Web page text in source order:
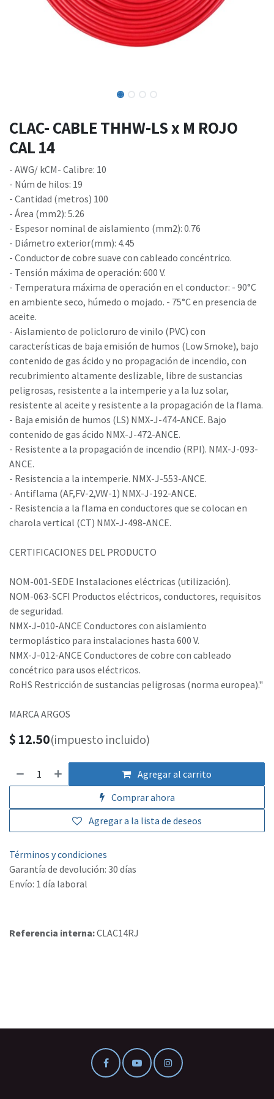
CLAC- CABLE THHW-LS x M ROJO
CAL 14
- AWG/ kCM- Calibre: 10
- Núm de hilos: 19
- Cantidad (metros) 100
- Área (mm2): 5.26
- Espesor nominal de aislamiento (mm2): 0.76
- Diámetro exterior(mm): 4.45
- Conductor de cobre suave con cableado concéntrico.
- Tensión máxima de operación: 600 V.
- Temperatura máxima de operación en el conductor: - 90°C
en ambiente seco, húmedo o mojado. - 75°C en presencia de
aceite.
- Aislamiento de policloruro de vinilo (PVC) con
características de baja emisión de humos (Low Smoke), bajo
contenido de gas ácido y no propagación de incendio, con
recubrimiento altamente deslizable, libre de sustancias
peligrosas, resistente a la intemperie y a la luz solar,
resistente al aceite y resistente a la propagación de la flama.
- Baja emisión de humos (LS) NMX-J-474-ANCE. Bajo
contenido de gas ácido NMX-J-472-ANCE.
- Resistente a la propagación de incendio (RPI). NMX-J-093-
ANCE.
- Resistencia a la intemperie. NMX-J-553-ANCE.
- Antiflama (AF,FV-2,VW-1) NMX-J-192-ANCE.
- Resistencia a la flama en conductores que se colocan en
charola vertical (CT) NMX-J-498-ANCE.
CERTIFICACIONES DEL PRODUCTO
NOM-001-SEDE Instalaciones eléctricas (utilización).
NOM-063-SCFI Productos eléctricos, conductores, requisitos
de seguridad.
NMX-J-010-ANCE Conductores con aislamiento
termoplástico para instalaciones hasta 600 V.
NMX-J-012-ANCE Conductores de cobre con cableado
concétrico para usos eléctricos.
RoHS Restricción de sustancias peligrosas (norma europea)."
MARCA ARGOS
$ 12.50(impuesto incluido)
Agregar al carrito
Comprar ahora
Agregar a la lista de deseos
Términos y condiciones
Garantía de devolución: 30 días
Envío: 1 día laboral
Referencia interna:CLAC14RJ